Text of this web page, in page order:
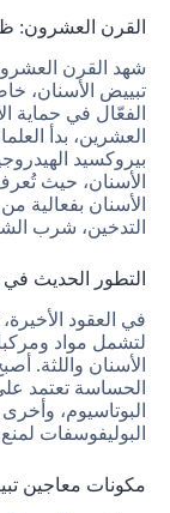
القرن العشرون:
شهد القرن
تبييض الأسنان،
الفعّال في حماية
العشرين، بدأ
بيروكسيد
الأسنان، حيث
الأسنان بفعالية
التدخين، شرب
التطور الحديث في
في العقود
لتشمل مواد
الأسنان واللثة.
الحساسة تعتمد
البوتاسيوم،
البوليفوسفات
مكونات معاجين